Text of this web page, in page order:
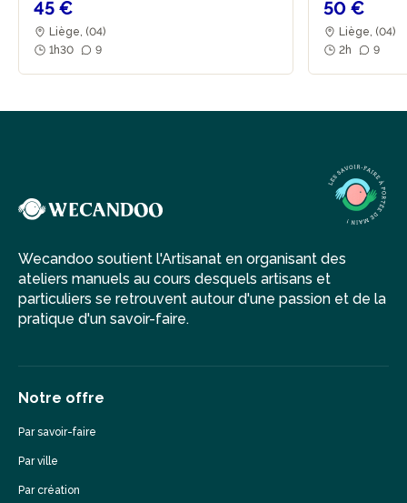
cosmétiques naturels, alliant habilement huiles essentielles
et végétales. Sa formation médicale lui permet de
sélectionner des produits purs, simples et naturels pour ses
clients.
45 €
Liège, (04)
1h30
9
50 €
Liège, (04)
2h
9
Wecandoo soutient l'Artisanat en organisant des
ateliers manuels au cours desquels artisans et
particuliers se retrouvent autour d'une passion et de la
pratique d'un savoir-faire.
Notre offre
Par savoir-faire
Par ville
Par création